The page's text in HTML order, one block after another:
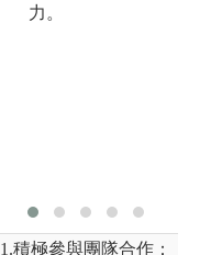
相關設施。
力。
1.積極參與團隊合作：